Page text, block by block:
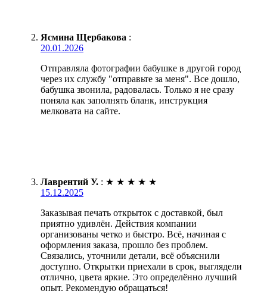
Ясмина Щербакова :
20.01.2026
Отправляла фотографии бабушке в другой город
через их службу "отправьте за меня". Все дошло,
бабушка звонила, радовалась. Только я не сразу
поняла как заполнять бланк, инструкция
мелковата на сайте.
Лаврентий У. : ★ ★ ★ ★ ★
15.12.2025
Заказывая печать открыток с доставкой, был
приятно удивлён. Действия компании
организованы четко и быстро. Всё, начиная с
оформления заказа, прошло без проблем.
Связались, уточнили детали, всё объяснили
доступно. Открытки приехали в срок, выглядели
отлично, цвета яркие. Это определённо лучший
опыт. Рекомендую обращаться!